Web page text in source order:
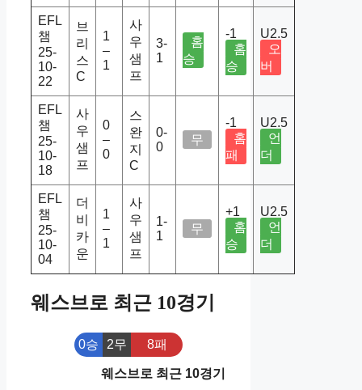
EFL
챔
25-
10-
22
브
리
스
C
1
–
1
사
우
샘
프
3-
1
홈
승
-1
홈
승
U2.5
오
버
EFL
챔
25-
10-
18
사
우
샘
프
0
–
0
스
완
지
C
0-
0
무
-1
홈
패
U2.5
언
더
EFL
챔
25-
10-
04
더
비
카
운
1
–
1
사
우
샘
프
1-
1
무
+1
홈
승
U2.5
언
더
웨스브로 최근 10경기
0승 2무 8패
웨스브로 최근 10경기